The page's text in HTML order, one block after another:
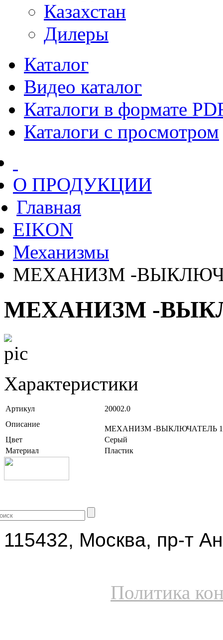
Казахстан
Дилеры
Каталог
Видео каталог
Каталоги в формате
Каталоги с просмотром
О ПРОДУКЦИИ
Главная
EIKON
Механизмы
МЕХАНИЗМ -
МЕХАНИЗМ -
Характеристики
Артикул
20002.0
Описание
МЕХАНИЗМ -ВЫКЛЮЧАТЕЛЬ
Цвет
Серый
Материал
Пластик
115432, Москва, пр-т
Политика